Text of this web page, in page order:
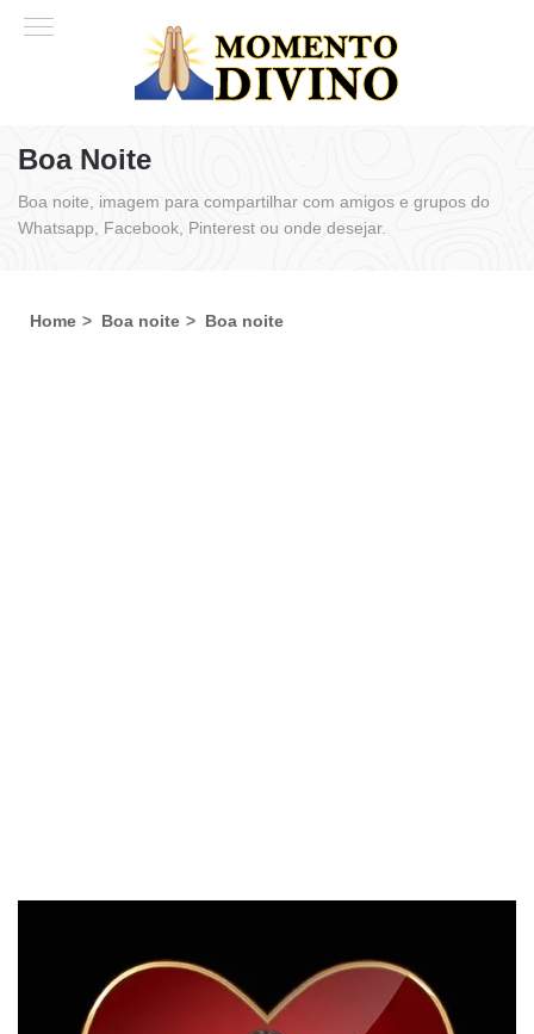
Boa Noite
Boa noite, imagem para compartilhar com amigos e grupos do
Whatsapp, Facebook, Pinterest ou onde desejar.
Home Boa noite Boa noite